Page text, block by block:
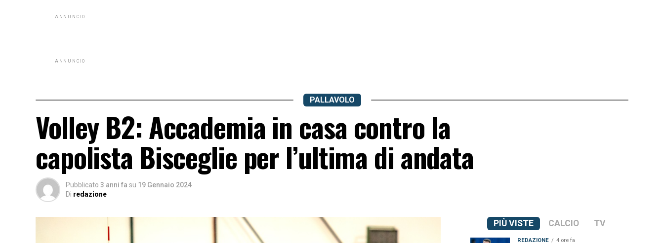
ANNUNCIO
ANNUNCIO
PALLAVOLO
Volley B2: Accademia in casa contro la
capolista Bisceglie per l’ultima di andata
Pubblicato 3 anni fa su 19 Gennaio 2024
Di redazione
PIÙ VISTE CALCIO TV
REDAZIONE 4 ore fa